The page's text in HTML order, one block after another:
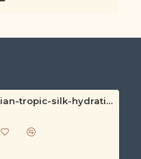
hawaiian-tropic-silk-hydration-protective-sun-lotion-spf-30-180ml